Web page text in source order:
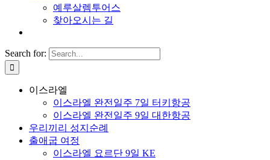
예루살렘투어스
찾아오시는 길
Search for:
이스라엘
이스라엘 완전일주 7일 터키항공
이스라엘 완전일주 9일 대한항공
우리끼리 성지순례
출애굽 여정
이스라엘 요르단 9일 KE